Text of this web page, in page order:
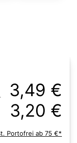
3,49 €
3,20 €
Portofrei ab 75 €*